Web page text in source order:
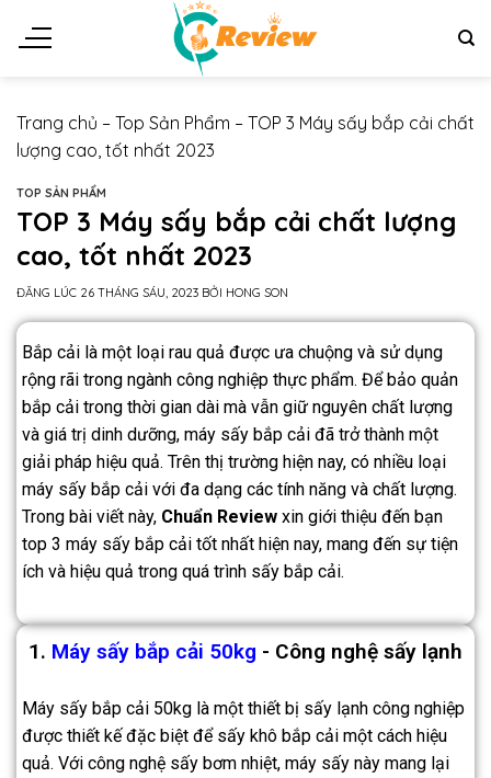
Trang chủ – Top Sản Phẩm – TOP 3 Máy sấy bắp cải chất
lượng cao, tốt nhất 2023
TOP SẢN PHẨM
TOP 3 Máy sấy bắp cải chất lượng
cao, tốt nhất 2023
ĐĂNG LÚC 26 THÁNG SÁU, 2023 BỞI HONG SON
Bắp cải là một loại rau quả được ưa chuộng và sử dụng
rộng rãi trong ngành công nghiệp thực phẩm. Để bảo quản
bắp cải trong thời gian dài mà vẫn giữ nguyên chất lượng
và giá trị dinh dưỡng, máy sấy bắp cải đã trở thành một
giải pháp hiệu quả. Trên thị trường hiện nay, có nhiều loại
máy sấy bắp cải với đa dạng các tính năng và chất lượng.
Trong bài viết này, Chuẩn Review xin giới thiệu đến bạn
top 3 máy sấy bắp cải tốt nhất hiện nay, mang đến sự tiện
ích và hiệu quả trong quá trình sấy bắp cải.
1. Máy sấy bắp cải 50kg - Công nghệ sấy lạnh
Máy sấy bắp cải 50kg là một thiết bị sấy lạnh công nghiệp
được thiết kế đặc biệt để sấy khô bắp cải một cách hiệu
quả. Với công nghệ sấy bơm nhiệt, máy sấy này mang lại